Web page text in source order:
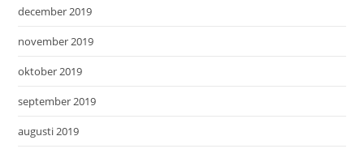
december 2019
november 2019
oktober 2019
september 2019
augusti 2019